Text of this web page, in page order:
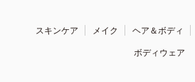
スキンケア メイク ヘア＆ボディ
ボディウェア